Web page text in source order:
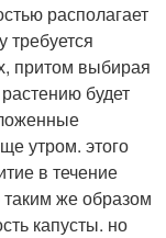
располагает
притом выбирая
будет
утром. этого
в течение
же образом
капусты. но